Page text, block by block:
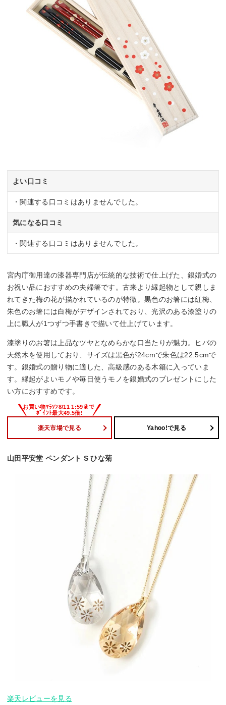
よい口コミ
・関連する口コミはありませんでした。
気になる口コミ
・関連する口コミはありませんでした。
宮内庁御用達の漆器専門店が伝統的な技術で仕上げた、銀婚式の
お祝い品におすすめの夫婦箸です。古来より縁起物として親しま
れてきた梅の花が描かれているのが特徴。黒色のお箸には紅梅、
朱色のお箸には白梅がデザインされており、光沢のある漆塗りの
上に職人が1つずつ手書きで描いて仕上げています。
漆塗りのお箸は上品なツヤとなめらかな口当たりが魅力。ヒバの
天然木を使用しており、サイズは黒色が24cmで朱色は22.5cmで
す。銀婚式の贈り物に適した、高級感のある木箱に入っていま
す。縁起がよいモノや毎日使うモノを銀婚式のプレゼントにした
い方におすすめです。
楽天市場で見る Yahoo!で見る
山田平安堂 ペンダント S ひな菊
楽天レビューを見る